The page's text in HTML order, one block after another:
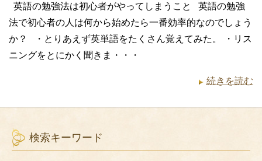
英語の勉強法は初心者がやってしまうこと 英語の勉強
法で初心者の人は何から始めたら一番効率的なのでしょう
か？ ・とりあえず英単語をたくさん覚えてみた。 ・リス
ニングをとにかく聞きま・・・
続きを読む
検索キーワード